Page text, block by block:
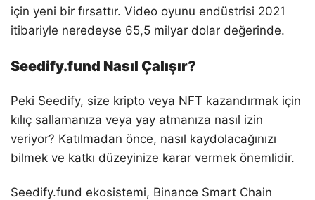
için yeni bir fırsattır. Video oyunu endüstrisi 2021
itibariyle neredeyse 65,5 milyar dolar değerinde.
Seedify.fund Nasıl Çalışır?
Peki Seedify, size kripto veya NFT kazandırmak için
kılıç sallamanıza veya yay atmanıza nasıl izin
veriyor? Katılmadan önce, nasıl kaydolacağınızı
bilmek ve katkı düzeyinize karar vermek önemlidir.
Seedify.fund ekosistemi, Binance Smart Chain